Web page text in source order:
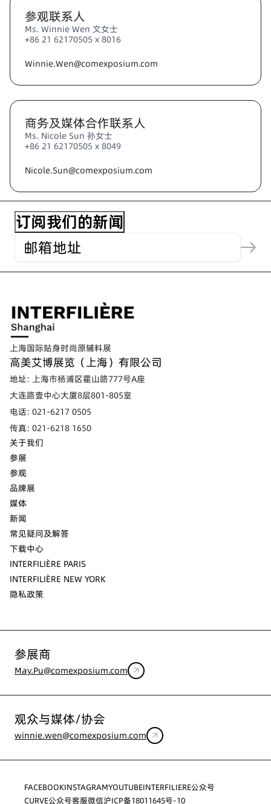
参观联系人
Ms. Winnie Wen 文女士
+86 21 62170505 x 8016
Winnie.Wen@comexposium.com
商务及媒体合作联系人
Ms. Nicole Sun 孙女士
+86 21 62170505 x 8049
Nicole.Sun@comexposium.com
参展商
May.Pu@comexposium.com
观众与媒体/协会
winnie.wen@comexposium.com
上海国际贴身时尚原辅料展
高美艾博展览（上海）有限公司
地址: 上海市杨浦区霍山路777号A座
大连路壹中心大厦8层801-805室
电话: 021-6217 0505
传真: 021-6218 1650
关于我们
参展
参观
品牌展
媒体
新闻
常见疑问及解答
下载中心
INTERFILIÈRE PARIS
INTERFILIÈRE NEW YORK
隐私政策
FACEBOOKINSTAGRAMYOUTUBEINTERFILIERE公众号
CURVE公众号客服微信沪ICP备18011645号-10